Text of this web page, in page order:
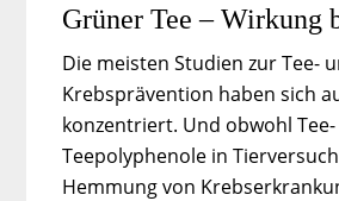
Grüner Tee – Wirkung
Die meisten Studien zur Tee-
Krebsprävention haben sich
konzentriert. Und obwohl
Teepolyphenole in
Hemmung von